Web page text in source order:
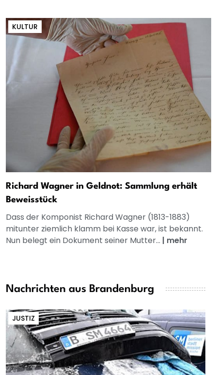
KULTUR
Richard Wagner in Geldnot: Sammlung erhält
Beweisstück
Dass der Komponist Richard Wagner (1813-1883)
mitunter ziemlich klamm bei Kasse war, ist bekannt.
Nun belegt ein Dokument seiner Mutter... | mehr
Nachrichten aus Brandenburg
JUSTIZ